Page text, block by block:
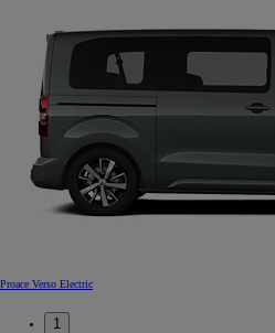
Proace Verso Electric
1